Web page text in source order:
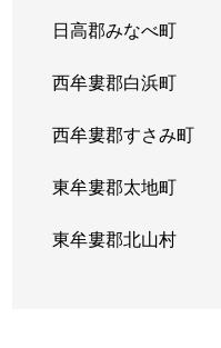
日高郡みなべ町
西牟婁郡白浜町
西牟婁郡すさみ町
東牟婁郡太地町
東牟婁郡北山村